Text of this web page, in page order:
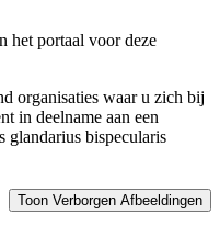
het portaal voor deze
organisaties waar u zich bij
in deelname aan een
glandarius bispecularis
Toon Verborgen Afbeeldingen